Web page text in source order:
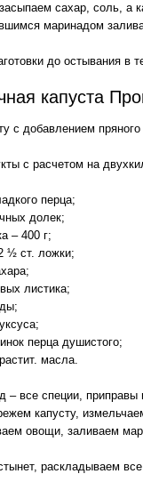
сахар, соль, а
маринадом
до остывания в
капуста
с добавлением
с расчетом на
перца;
долек;
– 400 г;
½ ст. ложки;
листика;
перца душистого;
масла.
– все специи, приправы
капусту,
овощи, заливаем
раскладываем